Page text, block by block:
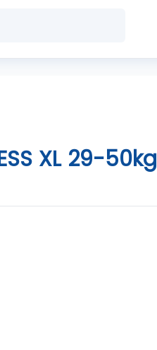
XL 29-50kg